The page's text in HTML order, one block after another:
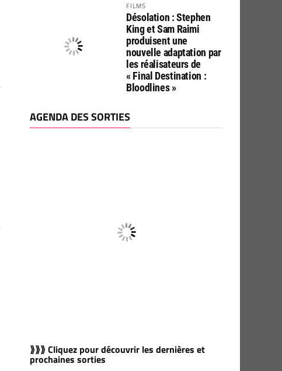
FILMS
Désolation : Stephen
King et Sam Raimi
produisent une
nouvelle adaptation par
les réalisateurs de
« Final Destination :
Bloodlines »
AGENDA DES SORTIES
⟫⟫⟫ Cliquez pour découvrir les dernières et
prochaines sorties